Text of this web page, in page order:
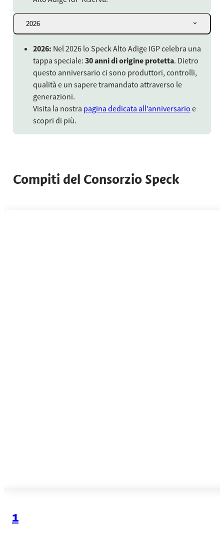
2026
2026: Nel 2026 lo Speck Alto Adige IGP celebra una
tappa speciale: 30 anni di origine protetta. Dietro
questo anniversario ci sono produttori, controlli,
qualità e un sapere tramandato attraverso le
generazioni.
Visita la nostra pagina dedicata all’anniversario e
scopri di più.
Compiti del Consorzio Speck
1